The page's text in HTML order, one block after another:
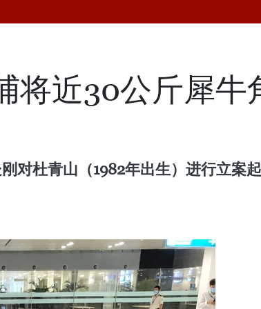
将近30公斤犀牛
对杜青山（1982年出生）进行立案